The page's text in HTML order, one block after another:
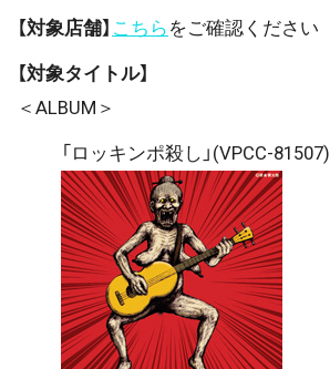
【対象店舗】 こちら をご確認ください
【対象タイトル】
＜ALBUM＞
「ロッキンポ殺し」(VPCC-81507)